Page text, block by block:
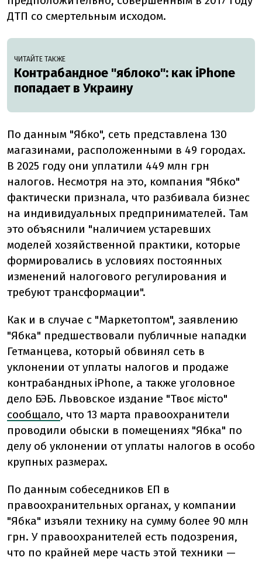
ДТП со смертельным исходом.
ЧИТАЙТЕ ТАКЖЕ
Контрабандное "яблоко": как iPhone
попадает в Украину
По данным "Ябко", сеть представлена 130
магазинами, расположенными в 49 городах.
В 2025 году они уплатили 449 млн грн
налогов. Несмотря на это, компания "Ябко"
фактически признала, что разбивала бизнес
на индивидуальных предпринимателей. Там
это объяснили "наличием устаревших
моделей хозяйственной практики, которые
формировались в условиях постоянных
изменений налогового регулирования и
требуют трансформации".
Как и в случае с "Маркетоптом", заявлению
"Ябка" предшествовали публичные нападки
Гетманцева, который обвинял сеть в
уклонении от уплаты налогов и продаже
контрабандных iPhone, а также уголовное
дело БЭБ. Львовское издание "Твоє місто"
сообщало, что 13 марта правоохранители
проводили обыски в помещениях "Ябка" по
делу об уклонении от уплаты налогов в особо
крупных размерах.
По данным собеседников ЕП в
правоохранительных органах, у компании
"Ябка" изъяли технику на сумму более 90 млн
грн. У правоохранителей есть подозрения,
что по крайней мере часть этой техники —